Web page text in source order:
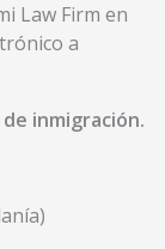
Law Firm en
a
inmigración.